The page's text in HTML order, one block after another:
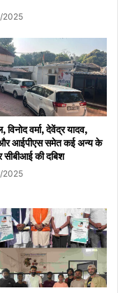
2025
वर्मा, देवेंद्र यादव,
आईपीएस समेत कई अन्य के
सीबीआई की दबिश
2025